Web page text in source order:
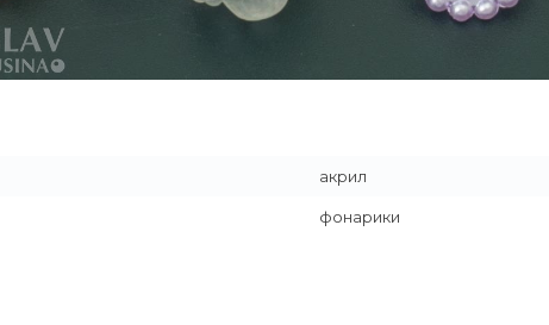
акрил
фонарики